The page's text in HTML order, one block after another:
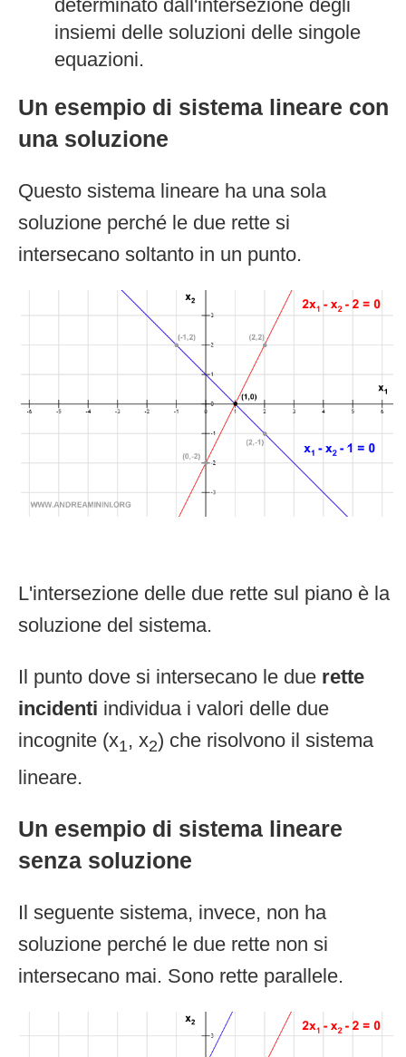
determinato dall'intersezione degli
insiemi delle soluzioni delle singole
equazioni.
Un esempio di sistema lineare con
una soluzione
Questo sistema lineare ha una sola
soluzione perché le due rette si
intersecano soltanto in un punto.
L'intersezione delle due rette sul piano è la
soluzione del sistema.
Il punto dove si intersecano le due rette
incidenti individua i valori delle due
incognite (x1, x2) che risolvono il sistema
lineare.
Un esempio di sistema lineare
senza soluzione
Il seguente sistema, invece, non ha
soluzione perché le due rette non si
intersecano mai. Sono rette parallele.